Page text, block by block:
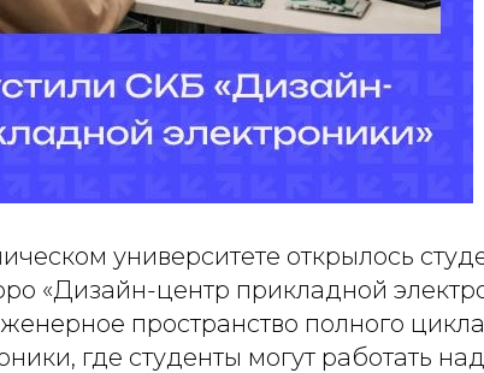
университете открылось
«Дизайн-центр прикладной
пространство полного
где студенты могут работать